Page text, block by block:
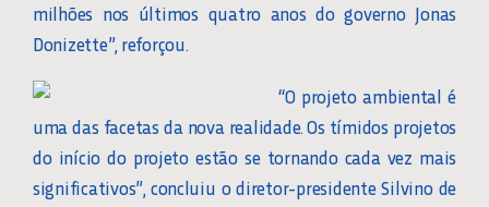
milhões nos últimos quatro anos do governo Jonas
Donizette”, reforçou.
“O projeto ambiental é
uma das facetas da nova realidade. Os tímidos projetos
do início do projeto estão se tornando cada vez mais
significativos”, concluiu o diretor-presidente Silvino de